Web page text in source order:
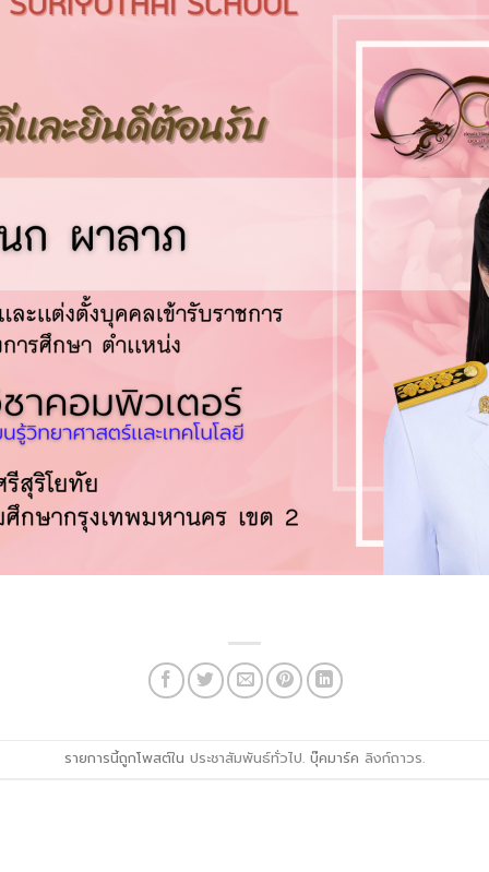
รายการนี้ถูกโพสต์ใน ประชาสัมพันธ์ทั่วไป. บุ๊คมาร์ค ลิงก์ถาวร.